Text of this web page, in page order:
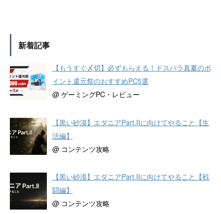
新着記事
【もうすぐ〆切】必ずもらえる！ドスパラ真夏のポ
イント還元祭のおすすめPC5選
@ ゲーミングPC・レビュー
【黒い砂漠】エダニアPart.IIに向けてやること【生
活編】
@ コンテンツ攻略
【黒い砂漠】エダニアPart.IIに向けてやること【戦
闘編】
@ コンテンツ攻略